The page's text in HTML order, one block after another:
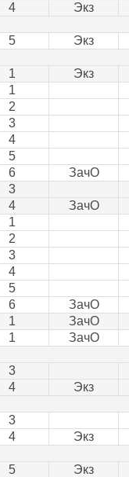
4
Экз
5 Экз
1 Экз
1
2
3
4
5
6
ЗачО
3
4
ЗачО
1
2
3
4
5
6
ЗачО
1 ЗачО
1 ЗачО
3
4
Экз
3
4
Экз
5 Экз